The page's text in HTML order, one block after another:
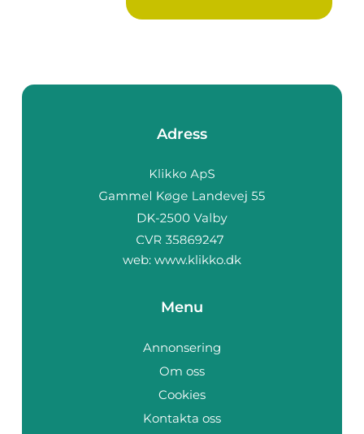
Adress
web: www.klikko.dk
Menu
Annonsering
Om oss
Cookies
Kontakta oss